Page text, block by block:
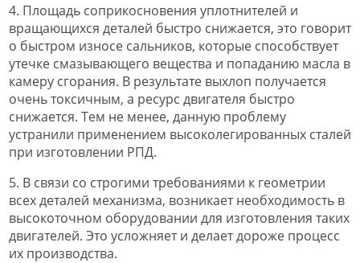
4. Площадь соприкосновения уплотнителей и
вращающихся деталей быстро снижается, это говорит
о быстром износе сальников, которые способствует
утечке смазывающего вещества и попаданию масла в
камеру сгорания. В результате выхлоп получается
очень токсичным, а ресурс двигателя быстро
снижается. Тем не менее, данную проблему
устранили применением высоколегированных сталей
при изготовлении РПД.
5. В связи со строгими требованиями к геометрии
всех деталей механизма, возникает необходимость в
высокоточном оборудовании для изготовления таких
двигателей. Это усложняет и делает дороже процесс
их производства.